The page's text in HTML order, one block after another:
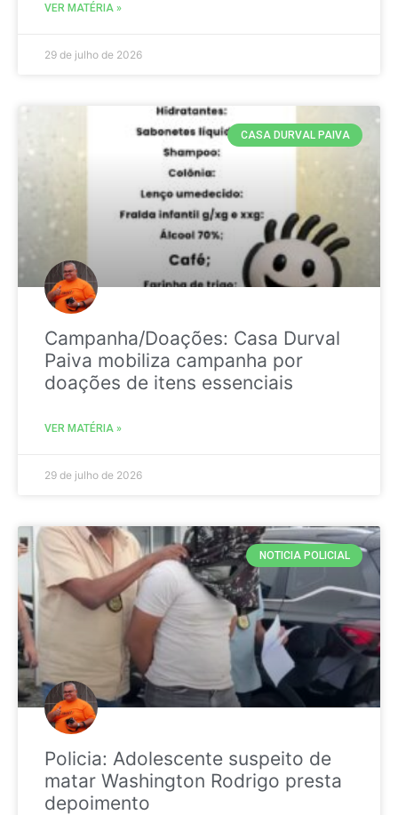
VER MATÉRIA »
29 de julho de 2026
CASA DURVAL PAIVA
Campanha/Doações: Casa Durval
Paiva mobiliza campanha por
doações de itens essenciais
VER MATÉRIA »
29 de julho de 2026
NOTICIA POLICIAL
Policia: Adolescente suspeito de
matar Washington Rodrigo presta
depoimento